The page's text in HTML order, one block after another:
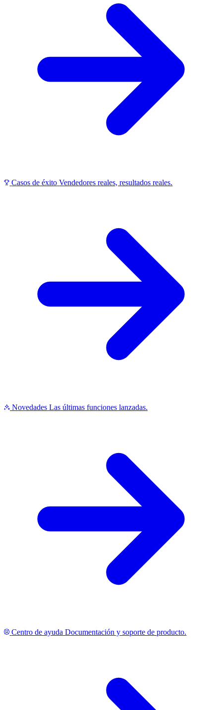
Casos de éxito Vendedores reales, resultados reales.
Novedades Las últimas funciones lanzadas.
Centro de ayuda Documentación y soporte de producto.